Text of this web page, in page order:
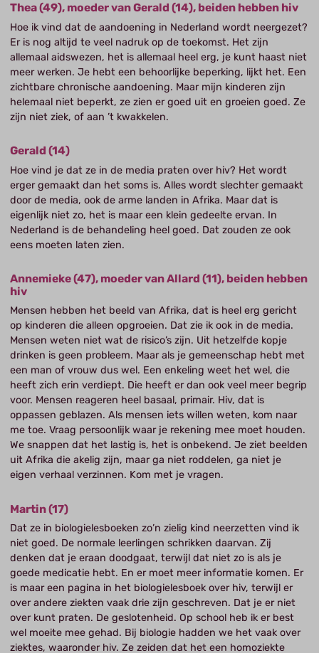
Thea (49), moeder van Gerald (14), beiden hebben hiv
Hoe ik vind dat de aandoening in Nederland wordt neergezet?
Er is nog altijd te veel nadruk op de toekomst. Het zijn
allemaal aidswezen, het is allemaal heel erg, je kunt haast niet
meer werken. Je hebt een behoorlijke beperking, lijkt het. Een
zichtbare chronische aandoening. Maar mijn kinderen zijn
helemaal niet beperkt, ze zien er goed uit en groeien goed. Ze
zijn niet ziek, of aan ’t kwakkelen.
Gerald (14)
Hoe vind je dat ze in de media praten over hiv? Het wordt
erger gemaakt dan het soms is. Alles wordt slechter gemaakt
door de media, ook de arme landen in Afrika. Maar dat is
eigenlijk niet zo, het is maar een klein gedeelte ervan. In
Nederland is de behandeling heel goed. Dat zouden ze ook
eens moeten laten zien.
Annemieke (47), moeder van Allard (11), beiden hebben
hiv
Mensen hebben het beeld van Afrika, dat is heel erg gericht
op kinderen die alleen opgroeien. Dat zie ik ook in de media.
Mensen weten niet wat de risico’s zijn. Uit hetzelfde kopje
drinken is geen probleem. Maar als je gemeenschap hebt met
een man of vrouw dus wel. Een enkeling weet het wel, die
heeft zich erin verdiept. Die heeft er dan ook veel meer begrip
voor. Mensen reageren heel basaal, primair. Hiv, dat is
oppassen geblazen. Als mensen iets willen weten, kom naar
me toe. Vraag persoonlijk waar je rekening mee moet houden.
We snappen dat het lastig is, het is onbekend. Je ziet beelden
uit Afrika die akelig zijn, maar ga niet roddelen, ga niet je
eigen verhaal verzinnen. Kom met je vragen.
Martin (17)
Dat ze in biologielesboeken zo’n zielig kind neerzetten vind ik
niet goed. De normale leerlingen schrikken daarvan. Zij
denken dat je eraan doodgaat, terwijl dat niet zo is als je
goede medicatie hebt. En er moet meer informatie komen. Er
is maar een pagina in het biologielesboek over hiv, terwijl er
over andere ziekten vaak drie zijn geschreven. Dat je er niet
over kunt praten. De geslotenheid. Op school heb ik er best
wel moeite mee gehad. Bij biologie hadden we het vaak over
ziektes, waaronder hiv. Ze zeiden dat het een homoziekte